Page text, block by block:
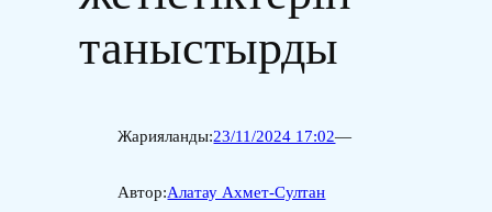
таныстырды
Жарияланды:23/11/2024 17:02—
Автор:Алатау Ахмет-Султан